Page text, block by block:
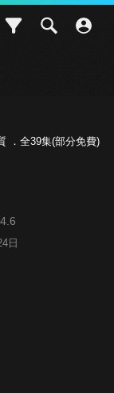
．全39集(部分免費)
4.6
日